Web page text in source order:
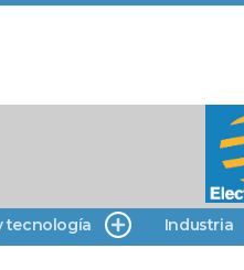
tecnología Industria